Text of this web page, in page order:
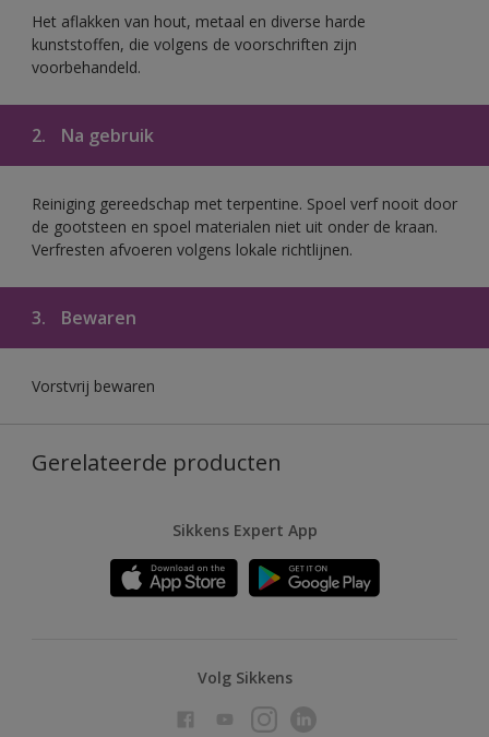
Het aflakken van hout, metaal en diverse harde
kunststoffen, die volgens de voorschriften zijn
voorbehandeld.
2. Na gebruik
Reiniging gereedschap met terpentine. Spoel verf nooit door
de gootsteen en spoel materialen niet uit onder de kraan.
Verfresten afvoeren volgens lokale richtlijnen.
3. Bewaren
Vorstvrij bewaren
Gerelateerde producten
Sikkens Expert App
Volg Sikkens